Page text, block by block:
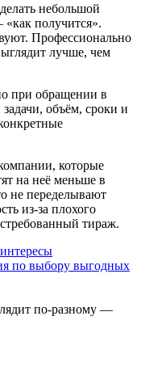
небольшой
получится».
Профессионально
лучше, чем
при обращении в
объём, сроки и
которые
на неё меньше в
не переделывают
из-за плохого
тираж.
по выбору выгодных
по-разному —